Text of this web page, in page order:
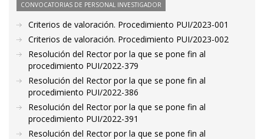
CONVOCATORIAS DE PERSONAL INVESTIGADOR
Criterios de valoración. Procedimiento PUI/2023-001
Criterios de valoración. Procedimiento PUI/2023-002
Resolución del Rector por la que se pone fin al
procedimiento PUI/2022-379
Resolución del Rector por la que se pone fin al
procedimiento PUI/2022-386
Resolución del Rector por la que se pone fin al
procedimiento PUI/2022-391
Resolución del Rector por la que se pone fin al